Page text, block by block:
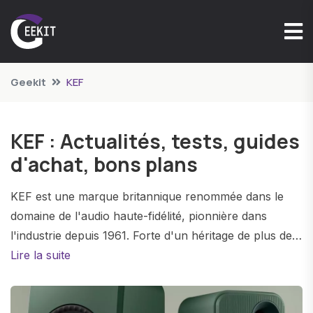
Geekit KEF
KEF : Actualités, tests, guides
d'achat, bons plans
KEF est une marque britannique renommée dans le
domaine de l'audio haute-fidélité, pionnière dans
l'industrie depuis 1961. Forte d'un héritage de plus de
six décennies, KEF est reconnue pour son
innovation constante.
Lire la suite